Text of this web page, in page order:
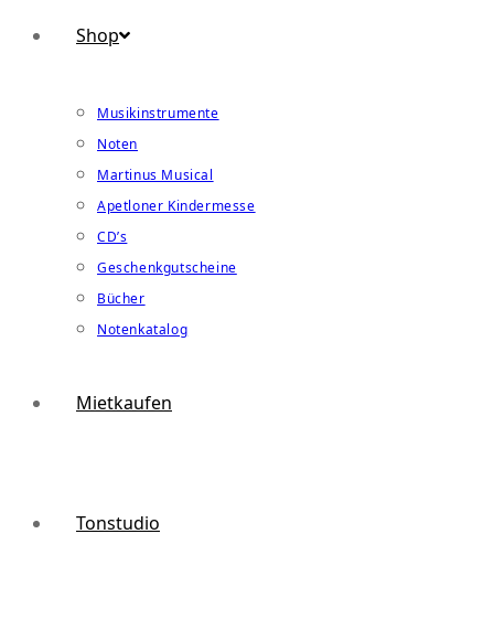
Shop
Musikinstrumente
Noten
Martinus Musical
Apetloner Kindermesse
CD’s
Geschenkgutscheine
Bücher
Notenkatalog
Mietkaufen
Tonstudio